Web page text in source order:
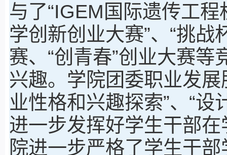
与了“IGEM国际遗传工
学创新创业大赛”、“挑
赛、“创青春”创业大赛
兴趣。学院团委职业发
业性格和兴趣探索”、“
进一步发挥好学生干部
院进一步严格了学生干